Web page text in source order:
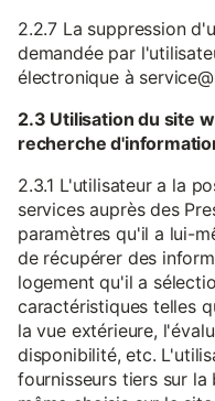
2.2.7 La suppression
demandée par
électronique à
2.3 Utilisation du site
recherche
2.3.1 L'utilisateur a la
services auprès des
paramètres qu'il a lui-
de récupérer des
logement qu'il a
caractéristiques telles
la vue extérieure,
disponibilité, etc.
fournisseurs tiers sur